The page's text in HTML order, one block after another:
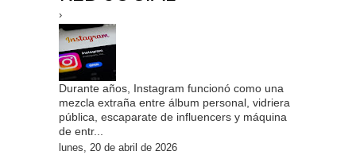
›
Durante años, Instagram funcionó como una
mezcla extraña entre álbum personal, vidriera
pública, escaparate de influencers y máquina
de entr...
lunes, 20 de abril de 2026